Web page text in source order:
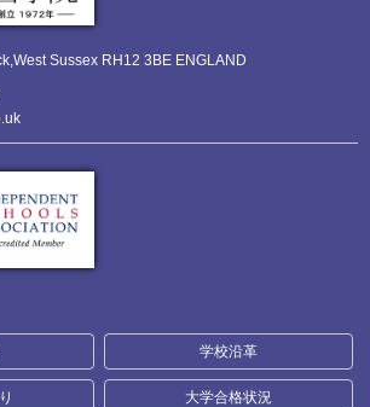
West Sussex RH12 3BE ENGLAND
学校沿革
大学合格状況